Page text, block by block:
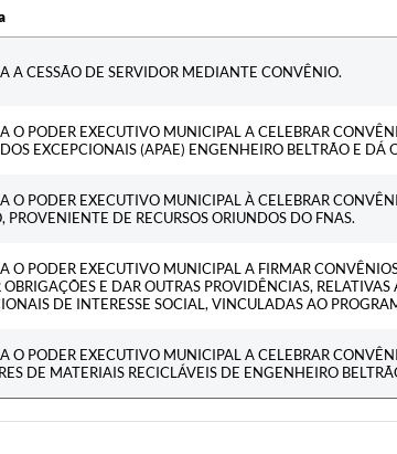
A CESSÃO DE SERVIDOR MEDIANTE CONVÊNIO.
O PODER EXECUTIVO MUNICIPAL A CELEBRAR
EXCEPCIONAIS (APAE) ENGENHEIRO BELTRÃO E DÁ
O PODER EXECUTIVO MUNICIPAL À CELEBRAR
PROVENIENTE DE RECURSOS ORIUNDOS DO FNAS.
O PODER EXECUTIVO MUNICIPAL A FIRMAR
OBRIGAÇÕES E DAR OUTRAS PROVIDÊNCIAS,
DE INTERESSE SOCIAL, VINCULADAS AO
O PODER EXECUTIVO MUNICIPAL A CELEBRAR
DE MATERIAIS RECICLÁVEIS DE ENGENHEIRO